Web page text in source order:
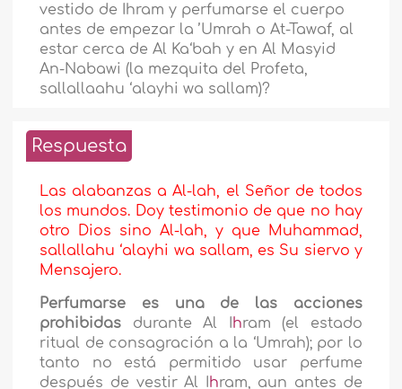
vestido de Ihram y perfumarse el cuerpo
antes de empezar la ’Umrah o At-Tawaf, al
estar cerca de Al Ka‘bah y en Al Masyid
An-Nabawi (la mezquita del Profeta,
sallallaahu ‘alayhi wa sallam)?
Respuesta
Las alabanzas a Al-lah, el Señor de todos
los mundos. Doy testimonio de que no hay
otro Dios sino Al-lah, y que Muhammad,
sallallahu ‘alayhi wa sallam, es Su siervo y
Mensajero.
Perfumarse es una de las acciones
prohibidas durante Al I hram (el estado
ritual de consagración a la ‘Umrah); por lo
tanto no está permitido usar perfume
después de vestir Al I hram, aun antes de